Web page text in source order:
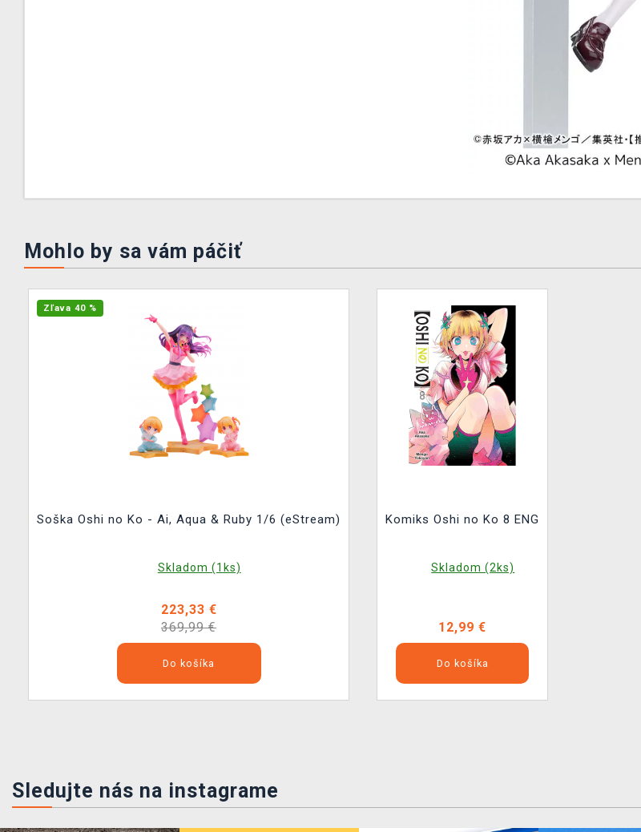
Mohlo by sa vám páčiť
Zľava 40 %
Soška Oshi no Ko - Ai, Aqua & Ruby 1/6 (eStream)
Skladom (1ks)
223,33 €
369,99 €
Do košíka
Komiks Oshi no Ko 8 ENG
Skladom (2ks)
12,99 €
Do košíka
Sledujte nás na instagrame